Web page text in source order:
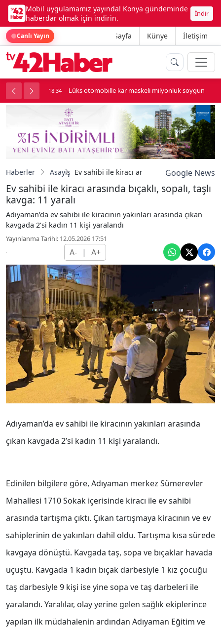
Mobil uygulamamız yayında! Konya gündeminde
haberdar olmak için indirin.
İndir
Canlı Yayın Ana Sayfa Künye İletişim
kavga çıktı 18:34 Lüks otomobille kar maskeli milyonluk soygun
Haberler Asayiş Ev sahibi ile kiracı arasında bıçaklı, sopalı,
Google News
Ev sahibi ile kiracı arasında bıçaklı, sopalı, taşlı
kavga: 11 yaralı
Adıyaman’da ev sahibi ile kiracının yakınları arasında çıkan
kavgada 2’si kadın 11 kişi yaralandı
Yayınlanma Tarihi: 12.05.2026 17:51
A- | A+
Adıyaman’da ev sahibi ile kiracının yakınları arasında
çıkan kavgada 2’si kadın 11 kişi yaralandı.
Edinilen bilgilere göre, Adıyaman merkez Sümerevler
Mahallesi 1710 Sokak içerisinde kiracı ile ev sahibi
arasında tartışma çıktı. Çıkan tartışmaya kiracının ve ev
sahiplerinin de yakınları dahil oldu. Tartışma kısa sürede
kavgaya dönüştü. Kavgada taş, sopa ve bıçaklar havada
uçuştu. Kavgada 1 kadın bıçak darbesiyle 1 kız çocuğu
taş darbesiyle 9 kişi ise yine sopa ve taş darbeleri ile
yaralandı. Yaralılar, olay yerine gelen sağlık ekiplerince
yapılan ilk müdahalenin ardından Adıyaman Eğitim ve